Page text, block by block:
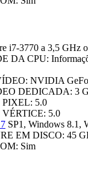
i7-3770 a 3,5 GHz
DA CPU:
NVIDIA
DEDICADA: 3
5.0
5.0
SP1, Windows 8.1,
EM DISCO: 45
Sim